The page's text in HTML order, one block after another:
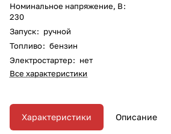
Номинальное напряжение, В:
230
Запуск: ручной
Топливо: бензин
Электростартер: нет
Все характеристики
Характеристики Описание